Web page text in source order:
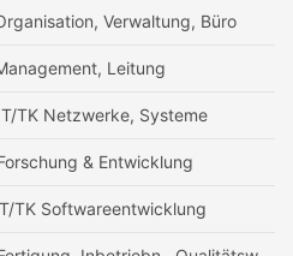
Verwaltung, Büro
Leitung
TK Netzwerke, Systeme
& Entwicklung
TK Softwareentwicklung